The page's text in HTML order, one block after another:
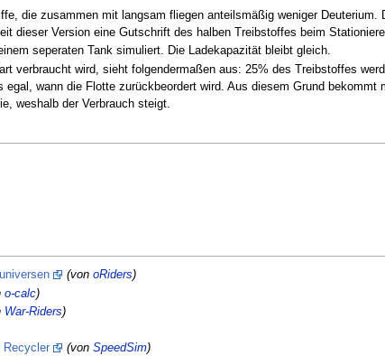
die zusammen mit langsam fliegen anteilsmäßig weniger Deuterium.
dieser Version eine Gutschrift des halben Treibstoffes beim
seperaten Tank simuliert. Die Ladekapazität bleibt gleich.
verbraucht wird, sieht folgendermaßen aus: 25% des Treibstoffes
wann die Flotte zurückbeordert wird. Aus diesem Grund bekommt
weshalb der Verbrauch steigt.
(von oRiders)
o-calc)
War-Riders)
Recycler
(von SpeedSim)